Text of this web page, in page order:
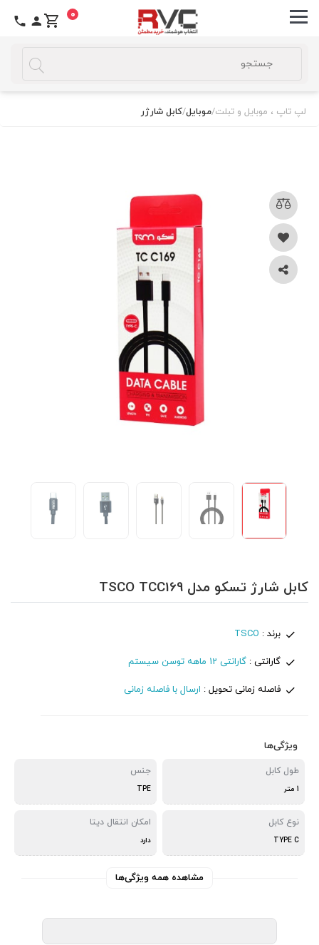
0
لپ تاپ ، موبایل و تبلت/موبایل/کابل شارژر
کابل شارژ تسکو مدل TSCO TCC169
برند : TSCO
گارانتی :گارانتی 12 ماهه توسن سیستم
فاصله زمانی تحویل : ارسال با فاصله زمانی
ویژگی‌ها
طول کابل
1 متر
جنس
TPE
نوع کابل
TYPE C
امکان انتقال دیتا
دارد
مشاهده همه ویژگی‌ها